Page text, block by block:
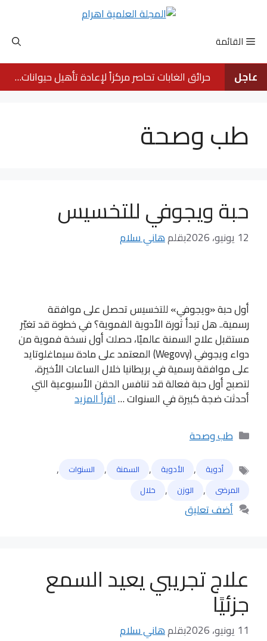
المحتوىالقائمة
عاجل حرائق الغابات تحاصر مركزاً لإعادة تأهيل حيوانات الأورانجوتان في بورنيو
طب وصحة
حبة ويجوفي للتخسيس
12 يونيو، 2026 بقلمهاني سلام
أول حبة «ويجوفي» للتخسيس تحصل على موافقة
رسمية.. هل تبدأ ثورة الأدوية الفموية؟ في خطوة قد تغيّر
مستقبل علاج السمنة عالميًا، حصلت أول نسخة فموية من
دواء ويجوفي (Wegovy) المعتمد على مادة سيماغلوتايد
على موافقة رسمية في بريطانيا خلال الساعات الأخيرة،
لتصبح أول حبة فعالة قد تنافس الحقن الأسبوعية التي
أحدثت ضجة كبيرة في السنوات …اقرأ المزيد
التصنيفات
طب وصحة
الوسوم
أدوية , الأدوية , السمنة , السنوات ,
المرضى , الوزن , خلال
أضف تعليق
علاج تجريبي يعيد السمع
جزئيًا
11 يونيو، 2026 بقلمهاني سلام